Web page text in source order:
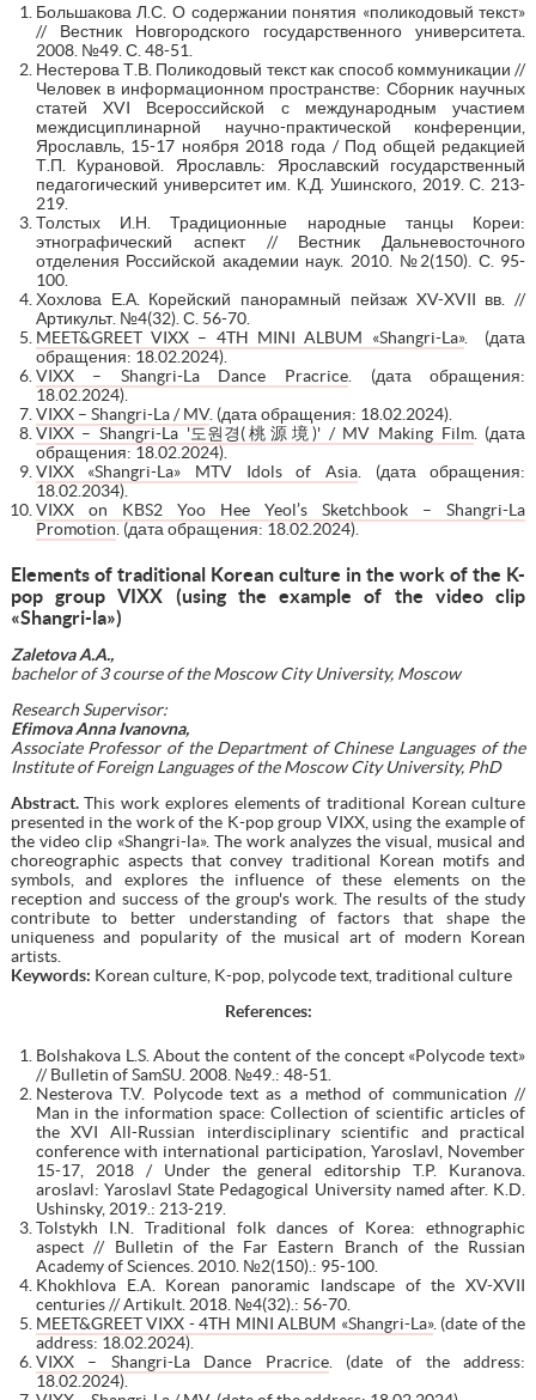
Большакова Л.С. О содержании понятия «поликодовый текст»
// Вестник Новгородского государственного университета.
2008. №49. С. 48-51.
Нестерова Т.В. Поликодовый текст как способ коммуникации //
Человек в информационном пространстве: Сборник научных
статей XVI Всероссийской с международным участием
междисциплинарной научно-практической конференции,
Ярославль, 15-17 ноября 2018 года / Под общей редакцией
Т.П. Курановой. Ярославль: Ярославский государственный
педагогический университет им. К.Д. Ушинского, 2019. С. 213-
219.
Толстых И.Н. Традиционные народные танцы Кореи:
этнографический аспект // Вестник Дальневосточного
отделения Российской академии наук. 2010. №2(150). С. 95-
100.
Хохлова Е.А. Корейский панорамный пейзаж XV-XVII вв. //
Артикульт. №4(32). С. 56-70.
MEET&GREET VIXX – 4TH MINI ALBUM «Shangri-La». (дата
обращения: 18.02.2024).
VIXX – Shangri-La Dance Pracrice . (дата обращения:
18.02.2024).
VIXX – Shangri-La / MV. (дата обращения: 18.02.2024).
VIXX – Shangri-La '도원경(桃源境)' / MV Making Film. (дата
обращения: 18.02.2024).
VIXX «Shangri-La» MTV Idols of Asia. (дата обращения:
18.02.2034).
VIXX on KBS2 Yoo Hee Yeol’s Sketchbook – Shangri-La
Promotion. (дата обращения: 18.02.2024).
Elements of traditional Korean culture in the work of the K-
pop group VIXX (using the example of the video clip
«Shangri-la»)
Zaletova A.A.,
bachelor of 3 course of the Moscow City University, Moscow
Research Supervisor:
Efimova Anna Ivanovna,
Associate Professor of the Department of Chinese Languages of the
Institute of Foreign Languages of the Moscow City University, PhD
Abstract.This work explores elements of traditional Korean culture
presented in the work of the K-pop group VIXX, using the example of
the video clip «Shangri-la». The work analyzes the visual, musical and
choreographic aspects that convey traditional Korean motifs and
symbols, and explores the influence of these elements on the
reception and success of the group's work. The results of the study
contribute to better understanding of factors that shape the
uniqueness and popularity of the musical art of modern Korean
artists.
Keywords: Korean culture, K-pop, polycode text, traditional culture
References:
Bolshakova L.S. About the content of the concept «Polycode text»
// Bulletin of SamSU. 2008. №49.: 48-51.
Nesterova T.V. Polycode text as a method of communication //
Man in the information space: Collection of scientific articles of
the XVI All-Russian interdisciplinary scientific and practical
conference with international participation, Yaroslavl, November
15-17, 2018 / Under the general editorship T.P. Kuranova.
aroslavl: Yaroslavl State Pedagogical University named after. K.D.
Ushinsky, 2019.: 213-219.
Tolstykh I.N. Traditional folk dances of Korea: ethnographic
aspect // Bulletin of the Far Eastern Branch of the Russian
Academy of Sciences. 2010. №2(150).: 95-100.
Khokhlova E.A. Korean panoramic landscape of the XV-XVII
centuries // Artikult. 2018. №4(32).: 56-70.
MEET&GREET VIXX - 4TH MINI ALBUM «Shangri-La». (date of the
address: 18.02.2024).
VIXX – Shangri-La Dance Pracrice. (date of the address:
18.02.2024).